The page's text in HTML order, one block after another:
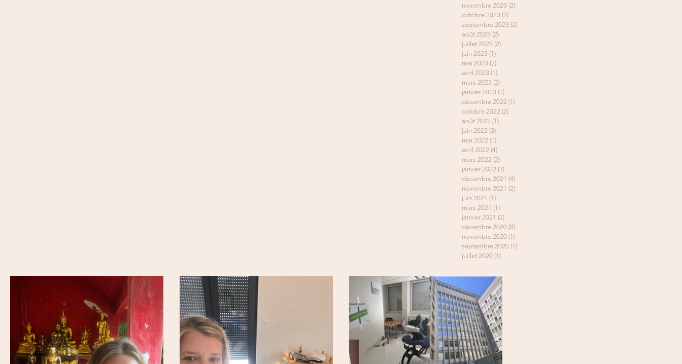
novembre 2023 (2)
octobre 2023 (2)
septembre 2023 (2)
août 2023 (2)
juillet 2023 (2)
juin 2023 (1)
mai 2023 (2)
avril 2023 (1)
mars 2023 (2)
janvier 2023 (2)
décembre 2022 (1)
octobre 2022 (2)
août 2022 (1)
juin 2022 (3)
mai 2022 (1)
avril 2022 (4)
mars 2022 (2)
janvier 2022 (3)
décembre 2021 (4)
novembre 2021 (2)
juin 2021 (1)
mars 2021 (1)
janvier 2021 (2)
décembre 2020 (8)
novembre 2020 (1)
septembre 2020 (1)
juillet 2020 (1)